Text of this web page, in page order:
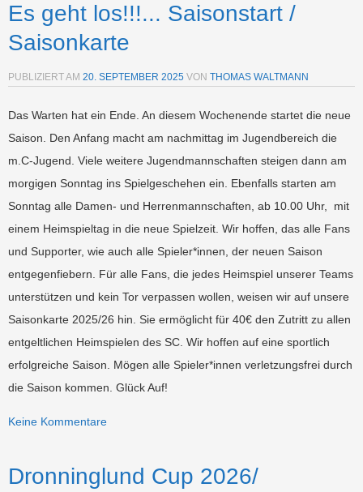
Es geht los!!!... Saisonstart /
Saisonkarte
PUBLIZIERT AM 20. SEPTEMBER 2025 VON THOMAS WALTMANN
Das Warten hat ein Ende. An diesem Wochenende startet die neue
Saison. Den Anfang macht am nachmittag im Jugendbereich die
m.C-Jugend. Viele weitere Jugendmannschaften steigen dann am
morgigen Sonntag ins Spielgeschehen ein. Ebenfalls starten am
Sonntag alle Damen- und Herrenmannschaften, ab 10.00 Uhr, mit
einem Heimspieltag in die neue Spielzeit. Wir hoffen, das alle Fans
und Supporter, wie auch alle Spieler*innen, der neuen Saison
entgegenfiebern. Für alle Fans, die jedes Heimspiel unserer Teams
unterstützen und kein Tor verpassen wollen, weisen wir auf unsere
Saisonkarte 2025/26 hin. Sie ermöglicht für 40€ den Zutritt zu allen
entgeltlichen Heimspielen des SC. Wir hoffen auf eine sportlich
erfolgreiche Saison. Mögen alle Spieler*innen verletzungsfrei durch
die Saison kommen. Glück Auf!
Keine Kommentare
Dronninglund Cup 2026/